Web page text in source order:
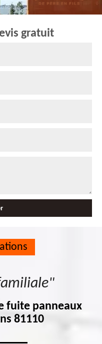
gratuit
fuite panneaux
81110